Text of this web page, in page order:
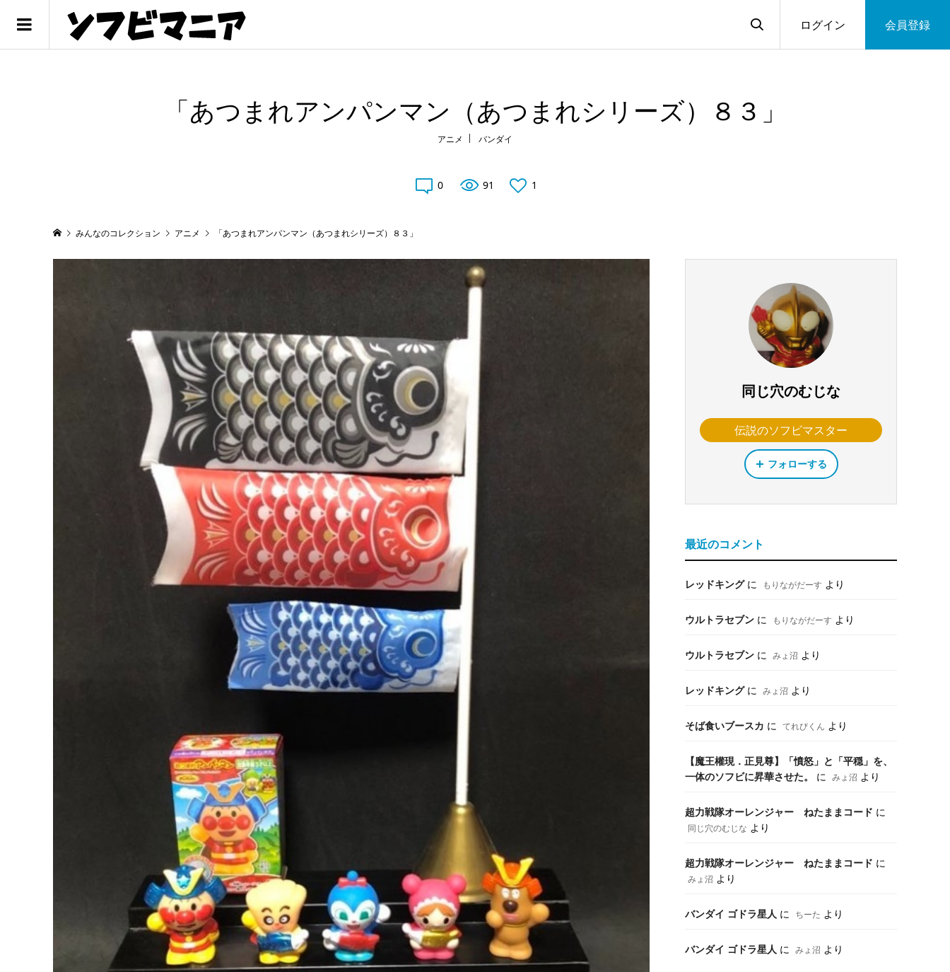
ログイン 会員登録
「あつまれアンパンマン（あつまれシリーズ）８３」
アニメ バンダイ
0 91 1
みんなのコレクション アニメ 「あつまれアンパンマン（あつまれシリーズ）８３」
同じ穴のむじな
伝説のソフビマスター
フォローする
最近のコメント
レッドキングに もりながだーす より
ウルトラセブン に もりながだーす より
ウルトラセブン に みょ沼 より
レッドキングに みょ沼 より
そば食いブースカ に てれびくん より
【魔王權現．正見尊】「憤怒」と「平穏」を、
一体のソフビに昇華させた。
に みょ沼 より
超力戦隊オーレンジャー ねたままコード に
同じ穴のむじな より
超力戦隊オーレンジャー ねたままコード に
みょ沼 より
バンダイ ゴドラ星人 に ちーた より
バンダイ ゴドラ星人 に みょ沼 より